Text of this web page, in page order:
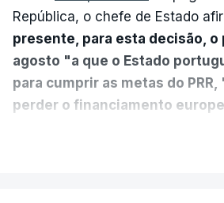
República, o chefe de Estado
presente, para esta decisão, o
agosto "a que o Estado
para cumprir as metas do
perder o financiamento